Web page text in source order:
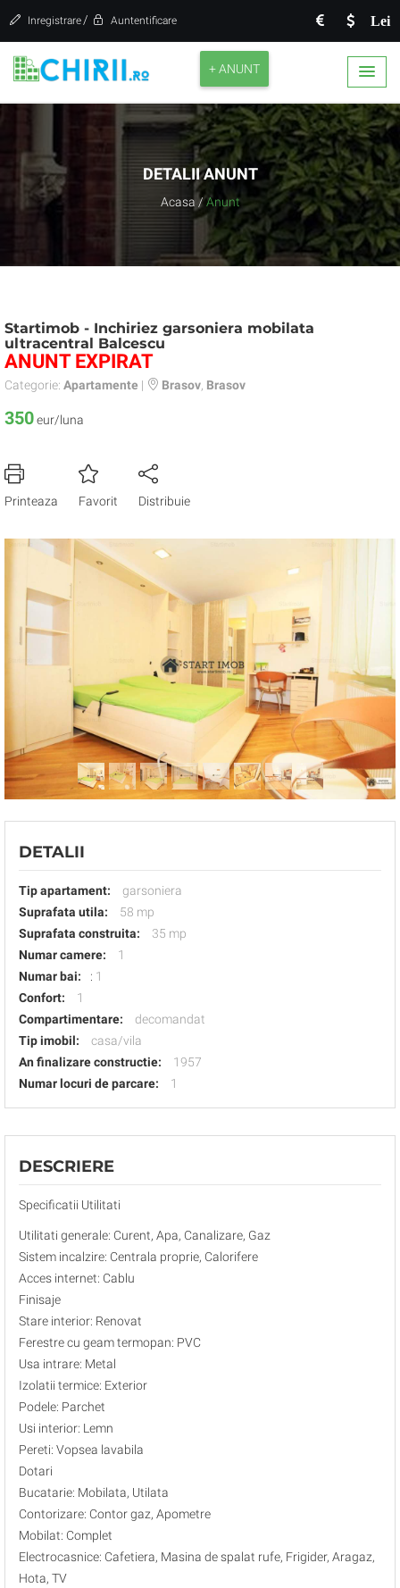
Lei
Inregistrare / Auntentificare
+ ANUNT
DETALII ANUNT
Acasa / Anunt
Startimob - Inchiriez garsoniera mobilata
ultracentral Balcescu
ANUNT EXPIRAT
Categorie: Apartamente | Brasov Brasov
350eur/luna
Printeaza Favorit Distribuie
DETALII
Tip apartament:
garsoniera
Suprafata utila:
58 mp
Suprafata construita:
35 mp
Numar camere:
1
Numar bai:
: 1
Confort:
1
Compartimentare:
decomandat
Tip imobil:
casa/vila
An finalizare constructie:
1957
Numar locuri de parcare:
1
DESCRIERE
Specificatii Utilitati
Utilitati generale: Curent, Apa, Canalizare, Gaz
Sistem incalzire: Centrala proprie, Calorifere
Acces internet: Cablu
Finisaje
Stare interior: Renovat
Ferestre cu geam termopan: PVC
Usa intrare: Metal
Izolatii termice: Exterior
Podele: Parchet
Usi interior: Lemn
Pereti: Vopsea lavabila
Dotari
Bucatarie: Mobilata, Utilata
Contorizare: Contor gaz, Apometre
Mobilat: Complet
Electrocasnice: Cafetiera, Masina de spalat rufe, Frigider, Aragaz,
Hota, TV